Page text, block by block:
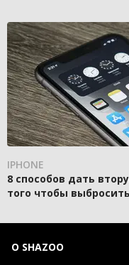
IPHONE
8 способов дать
того чтобы выбросить
О SHAZOO